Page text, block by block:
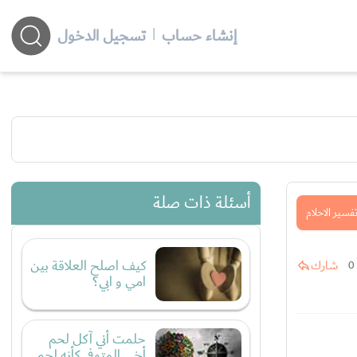
إنشاء حساب | تسجيل الدخول
تفسير الاحلام
0 شارك
أسئلة ذات صلة
كيف اصلح العلاقة بين
امي و ابي؟
حلمت أني آكل لحم